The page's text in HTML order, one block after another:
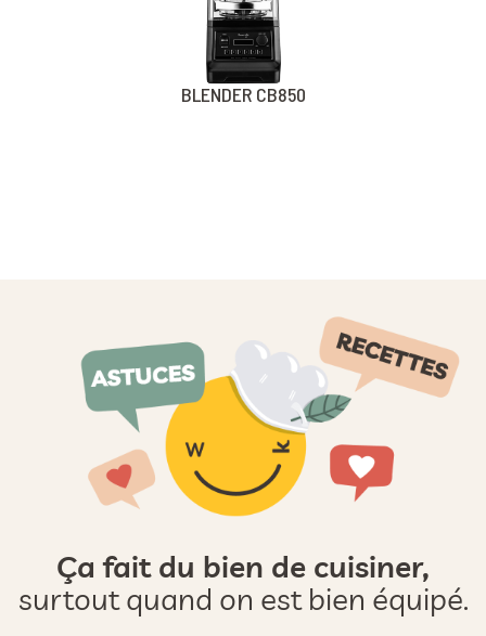
BLENDER CB850
Ça fait du bien de cuisiner,
surtout quand on est bien équipé.